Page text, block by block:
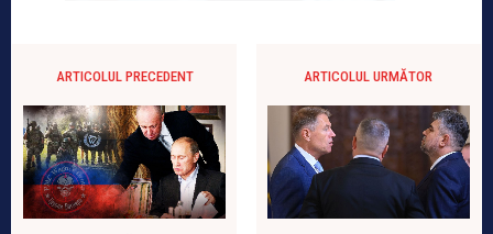
ARTICOLUL PRECEDENT ARTICOLUL URMĂTOR